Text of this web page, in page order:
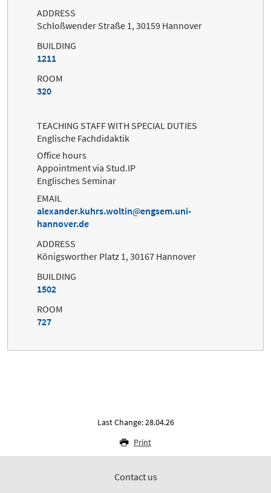
ADDRESS
Schloßwender Straße 1, 30159 Hannover
BUILDING
1211
ROOM
320
TEACHING STAFF WITH SPECIAL DUTIES
Englische Fachdidaktik
Office hours
Appointment via Stud.IP
Englisches Seminar
EMAIL
alexander.kuhrs.woltin
engsem.uni-
hannover.de
ADDRESS
Königsworther Platz 1, 30167 Hannover
BUILDING
1502
ROOM
727
Last Change: 28.04.26
Print
Contact us